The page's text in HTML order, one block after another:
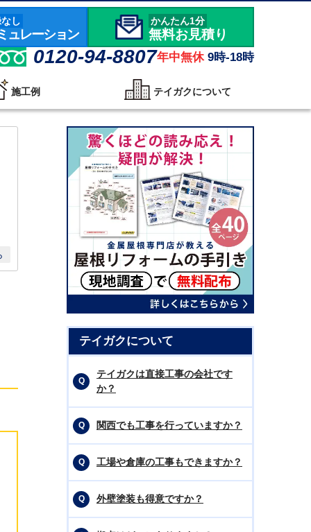
し
ュレーション
かんたん1分
無料お見積り
0120-94-8807年中無休 9時-18時
施工例 テイガクについて
テイガクについて
テイガクは直接工事の会社です
か？
関西でも工事を行っていますか？
工場や倉庫の工事もできますか？
外壁塗装も得意ですか？